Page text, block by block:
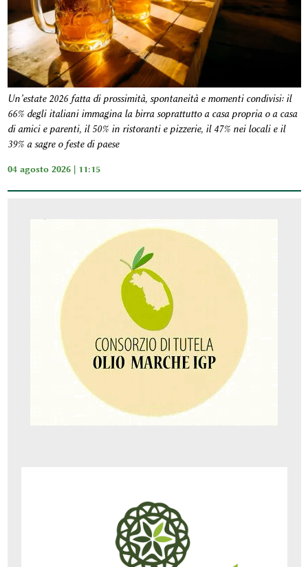
Un’estate 2026 fatta di prossimità, spontaneità e momenti condivisi: il
66% degli italiani immagina la birra soprattutto a casa propria o a casa
di amici e parenti, il 50% in ristoranti e pizzerie, il 47% nei locali e il
39% a sagre o feste di paese
04 agosto 2026 | 11:15